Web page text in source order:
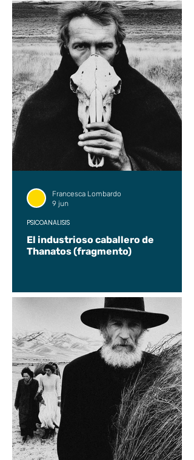
El industrioso caballero de
Thanatos (fragmento)
PSICOANÁLISIS
Francesca Lombardo
9 jun